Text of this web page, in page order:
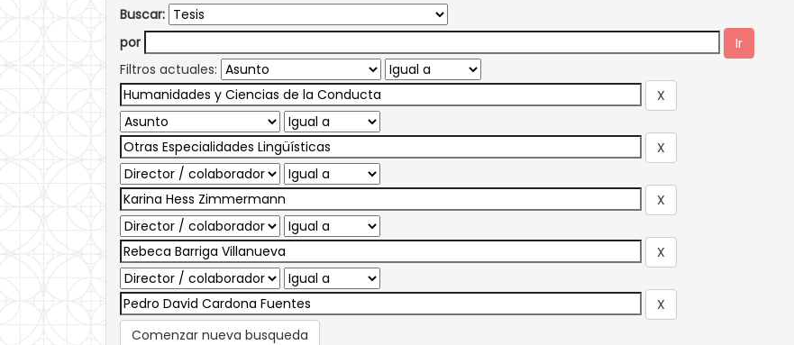
Buscar:
por
Filtros actuales:
Comenzar nueva busqueda